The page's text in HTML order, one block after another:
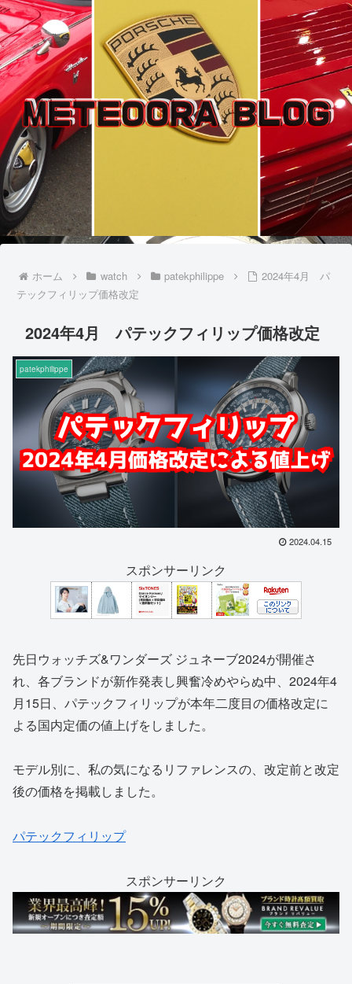
ホーム watch patekphilippe
2024年4月 パ
テックフィリップ価格改定
2024年4月 パテックフィリップ価格改定
patekphilippe
2024.04.15
スポンサーリンク
先日ウォッチズ&ワンダーズ ジュネーブ2024が開催さ
れ、各ブランドが新作発表し興奮冷めやらぬ中、2024年4
月15日、パテックフィリップが本年二度目の価格改定に
よる国内定価の値上げをしました。
モデル別に、私の気になるリファレンスの、改定前と改定
後の価格を掲載しました。
パテックフィリップ
スポンサーリンク